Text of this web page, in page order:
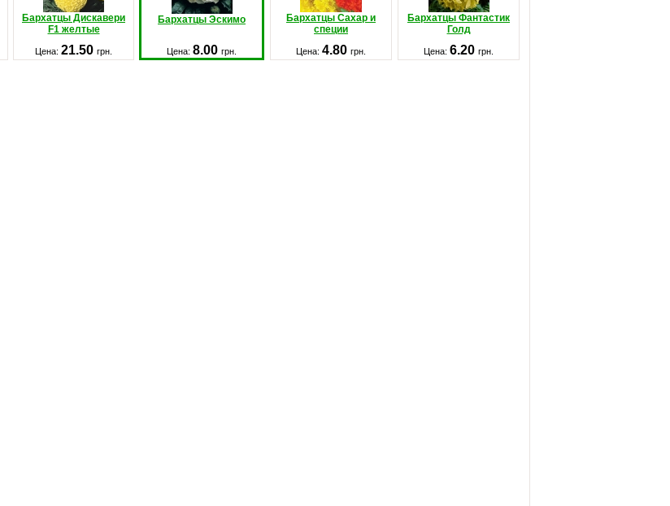
Бархатцы Дискавери
F1 желтые
Бархатцы Эскимо
Бархатцы Сахар и
специи
Бархатцы Фантастик
Голд
Цена: 21.50 грн. Цена: 8.00 грн. Цена: 4.80 грн. Цена: 6.20 грн.